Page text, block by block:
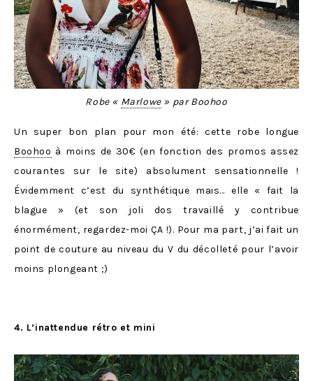
Robe « Marlowe» par Boohoo
Un super bon plan pour mon été: cette robe longue
Boohoo à moins de 30€ (en fonction des promos assez
courantes sur le site) absolument sensationnelle !
Évidemment c’est du synthétique mais… elle « fait la
blague » (et son joli dos travaillé y contribue
énormément, regardez-moi ÇA !). Pour ma part, j’ai fait un
point de couture au niveau du V du décolleté pour l’avoir
moins plongeant ;)
4. L’inattendue rétro et mini